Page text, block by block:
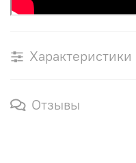
Характеристики
Отзывы